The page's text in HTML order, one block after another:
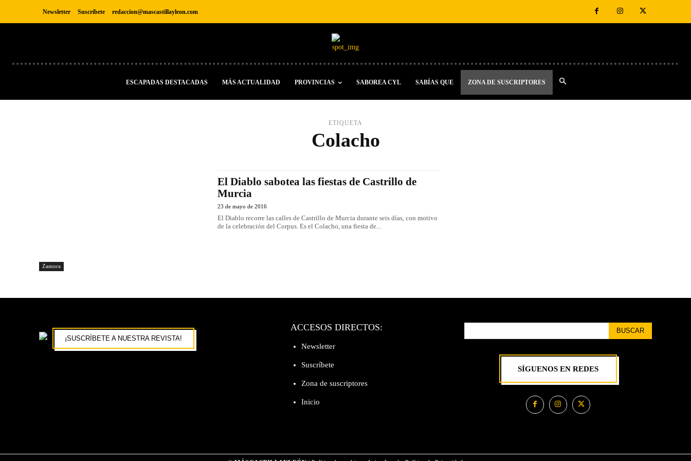
Newsletter Suscríbete redaccion@mascastillayleon.com
ESCAPADAS DESTACADAS MÁS ACTUALIDAD PROVINCIAS SABOREA CYL SABÍAS QUE ZONA DE SUSCRIPTORES
ETIQUETA
Colacho
Zamora
El Diablo sabotea las fiestas de Castrillo de
Murcia
23 de mayo de 2016
El Diablo recorre las calles de Castrillo de Murcia durante seis días, con motivo
de la celebración del Corpus. Es el Colacho, una fiesta de...
¡SUSCRÍBETE A NUESTRA REVISTA!
ACCESOS DIRECTOS:
Newsletter
Suscríbete
Zona de suscriptores
Inicio
BUSCAR
SÍGUENOS EN REDES